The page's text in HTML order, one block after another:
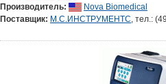
Производитель:
Nova Biomedical
Поставщик: М.С.ИНСТРУМЕНТС, тел.: